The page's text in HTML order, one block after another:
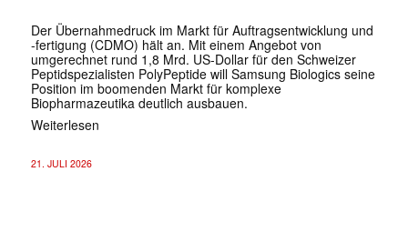
Der Übernahmedruck im Markt für Auftragsentwicklung und
-fertigung (CDMO) hält an. Mit einem Angebot von
umgerechnet rund 1,8 Mrd. US-Dollar für den Schweizer
Peptidspezialisten PolyPeptide will Samsung Biologics seine
Position im boomenden Markt für komplexe
Biopharmazeutika deutlich ausbauen.
Weiterlesen
21. JULI 2026